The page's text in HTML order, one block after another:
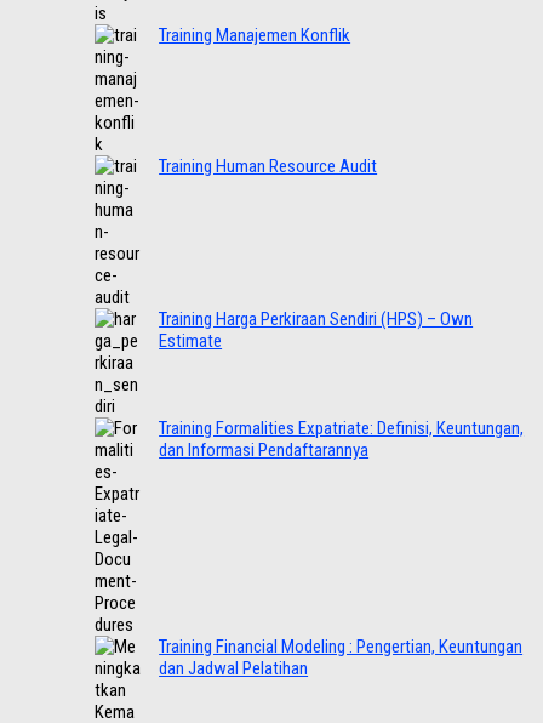
Training Manajemen Konflik
Training Human Resource Audit
Training Harga Perkiraan Sendiri (HPS) – Own
Estimate
Training Formalities Expatriate: Definisi, Keuntungan,
dan Informasi Pendaftarannya
Training Financial Modeling : Pengertian, Keuntungan
dan Jadwal Pelatihan